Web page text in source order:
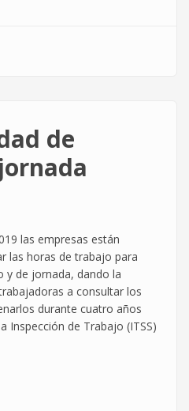
de
las empresas están
las horas de trabajo para
de jornada, dando la
a consultar los
durante cuatro años
Inspección de Trabajo (ITSS)